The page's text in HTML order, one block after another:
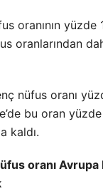
oranının yüzde
oranlarından
nüfus oranı
bu oran
kaldı.
oranı